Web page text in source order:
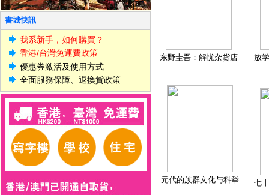
書城快訊
我系新手，如何購買？
香港/台灣免運費政策
優惠券激活及使用方式
全面服務保障、退換貨政策
东野圭吾：解忧杂货店 放
元代的族群文化与科举 七